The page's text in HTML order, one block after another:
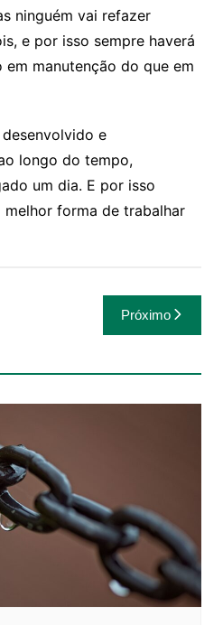
ninguém vai refazer
e por isso sempre haverá
manutenção do que em
e
longo do tempo,
um dia. E por isso
forma de trabalhar
Próximo